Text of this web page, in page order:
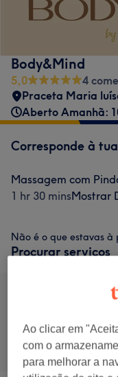
Body&Mind
5,0
4
Praceta Maria
Aberto Amanhã:
Corresponde à
Massagem com
1 hr 30 minsMostrar
Não é o que estavas à
Procurar serviços
Tudo
Ao clicar em
com o
para melhorar a